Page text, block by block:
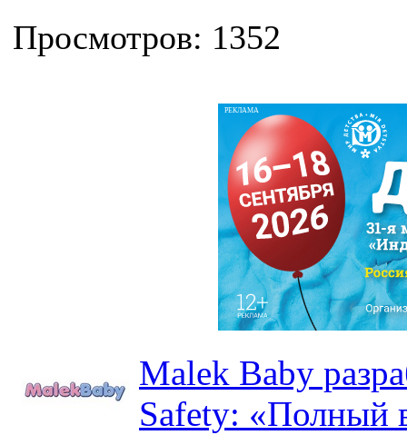
Просмотров: 1352
РЕКЛАМА
Malek Baby
Safety: «Полный